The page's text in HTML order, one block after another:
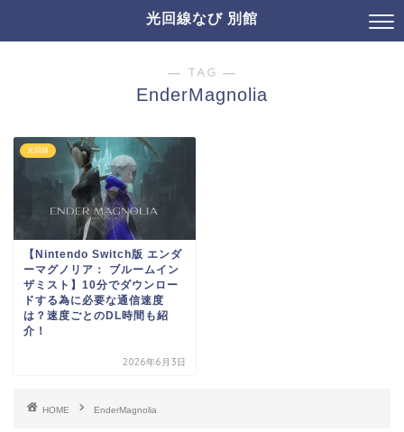
光回線なび 別館
― TAG ―
EnderMagnolia
光回線
【Nintendo Switch版 エンダ
ーマグノリア： ブルームイン
ザミスト】10分でダウンロー
ドする為に必要な通信速度
は？速度ごとのDL時間も紹
介！
2026年6月3日
HOME EnderMagnolia